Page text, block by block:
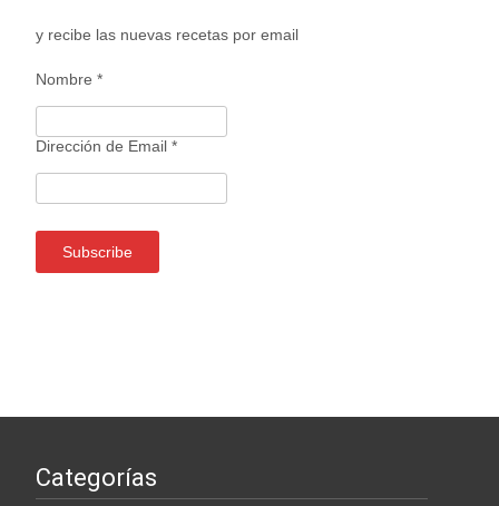
y recibe las nuevas recetas por email
Nombre *
Dirección de Email *
Categorías